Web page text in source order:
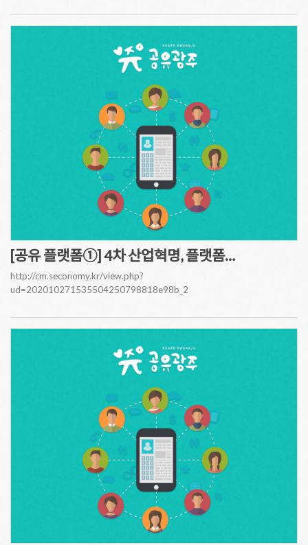
[공유 플랫폼①] 4차 산업혁명, 플랫폼…
http://cm.seconomy.kr/view.php?
ud=202010271535504250798818e98b_2